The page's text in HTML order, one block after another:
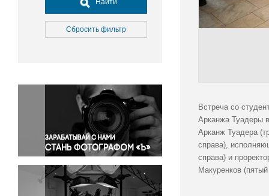
Культура
Медицина
Окружающая среда
Политика
Правосудие
Происшествия и конфликты
Религия
Светская жизнь
Спорт
Экология
Найти
Сбросить фильтр
Встреча со
Арканжа Туадеры
Арканж Туадера
справа),
справа) и
Макуренков